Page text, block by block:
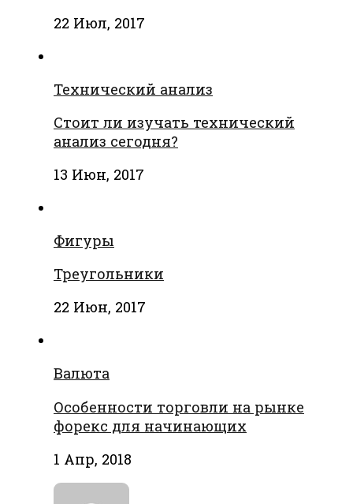
22 Июл, 2017
Технический анализ
Стоит ли изучать технический
анализ сегодня?
13 Июн, 2017
Фигуры
Треугольники
22 Июн, 2017
Валюта
Особенности торговли на рынке
форекс для начинающих
1 Апр, 2018